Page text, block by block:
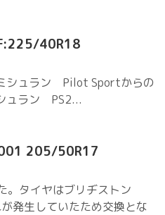
40R18
シュラン Pilot Sportからの
ュラン PS2...
205/50R17
。タイヤはブリヂストン
発生していたため交換とな